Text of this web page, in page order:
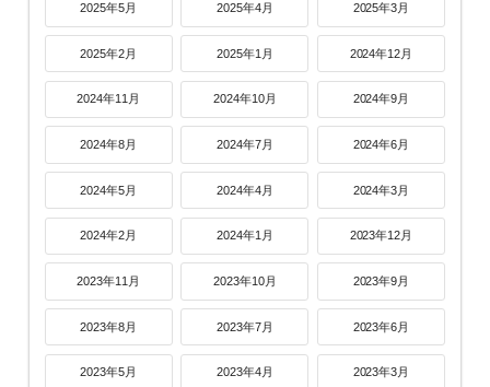
2025年5月 2025年4月 2025年3月
2025年2月 2025年1月 2024年12月
2024年11月 2024年10月 2024年9月
2024年8月 2024年7月 2024年6月
2024年5月 2024年4月 2024年3月
2024年2月 2024年1月 2023年12月
2023年11月 2023年10月 2023年9月
2023年8月 2023年7月 2023年6月
2023年5月 2023年4月 2023年3月